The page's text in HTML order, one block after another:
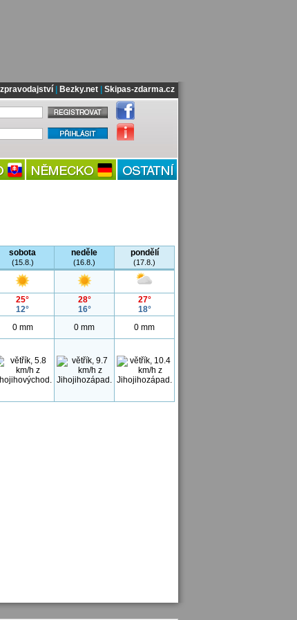
| Bezky.net| Skipas-zdarma.cz
sobota
(15.8.)
neděle
(16.8.)
pondělí
(17.8.)
25°
12°
28°
16°
27°
18°
0 mm 0 mm 0 mm